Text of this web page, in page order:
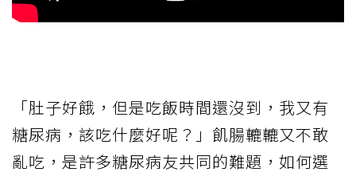
「肚子好餓，但是吃飯時間還沒到，我又有
糖尿病，該吃什麼好呢？」飢腸轆轆又不敢
亂吃，是許多糖尿病友共同的難題，如何選